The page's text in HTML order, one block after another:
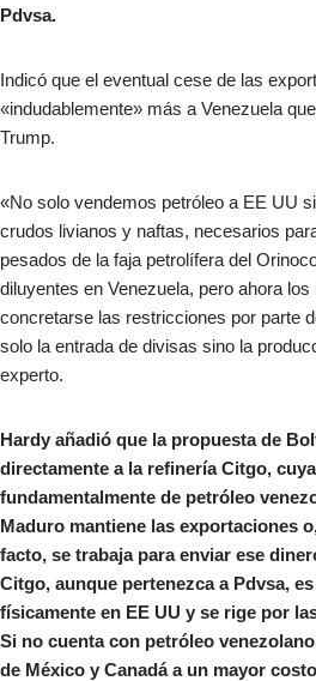
Pdvsa.
Indicó que el eventual cese de las
«indudablemente» más a Venezuela
Trump.
«No solo vendemos petróleo a EE UU
crudos livianos y naftas, necesarios
pesados de la faja petrolífera del
diluyentes en Venezuela, pero ahora
concretarse las restricciones por parte
solo la entrada de divisas sino la
experto.
Hardy añadió que la propuesta de
directamente a la refinería Citgo,
fundamentalmente de petróleo
Maduro mantiene las exportaciones
facto, se trabaja para enviar ese
Citgo, aunque pertenezca a Pdvsa,
físicamente en EE UU y se rige por
Si no cuenta con petróleo
de México y Canadá a un mayor